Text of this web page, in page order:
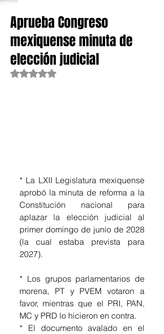
Aprueba Congreso
mexiquense minuta de
elección judicial
Obtuvo NaN de 5 estrellas.
* La LXII Legislatura mexiquense
aprobó la minuta de reforma a la
Constitución nacional para
aplazar la elección judicial al
primer domingo de junio de 2028
(la cual estaba prevista para
2027).
* Los grupos parlamentarios de
morena, PT y PVEM votaron a
favor, mientras que el PRI, PAN,
MC y PRD lo hicieron en contra.
* El documento avalado en el